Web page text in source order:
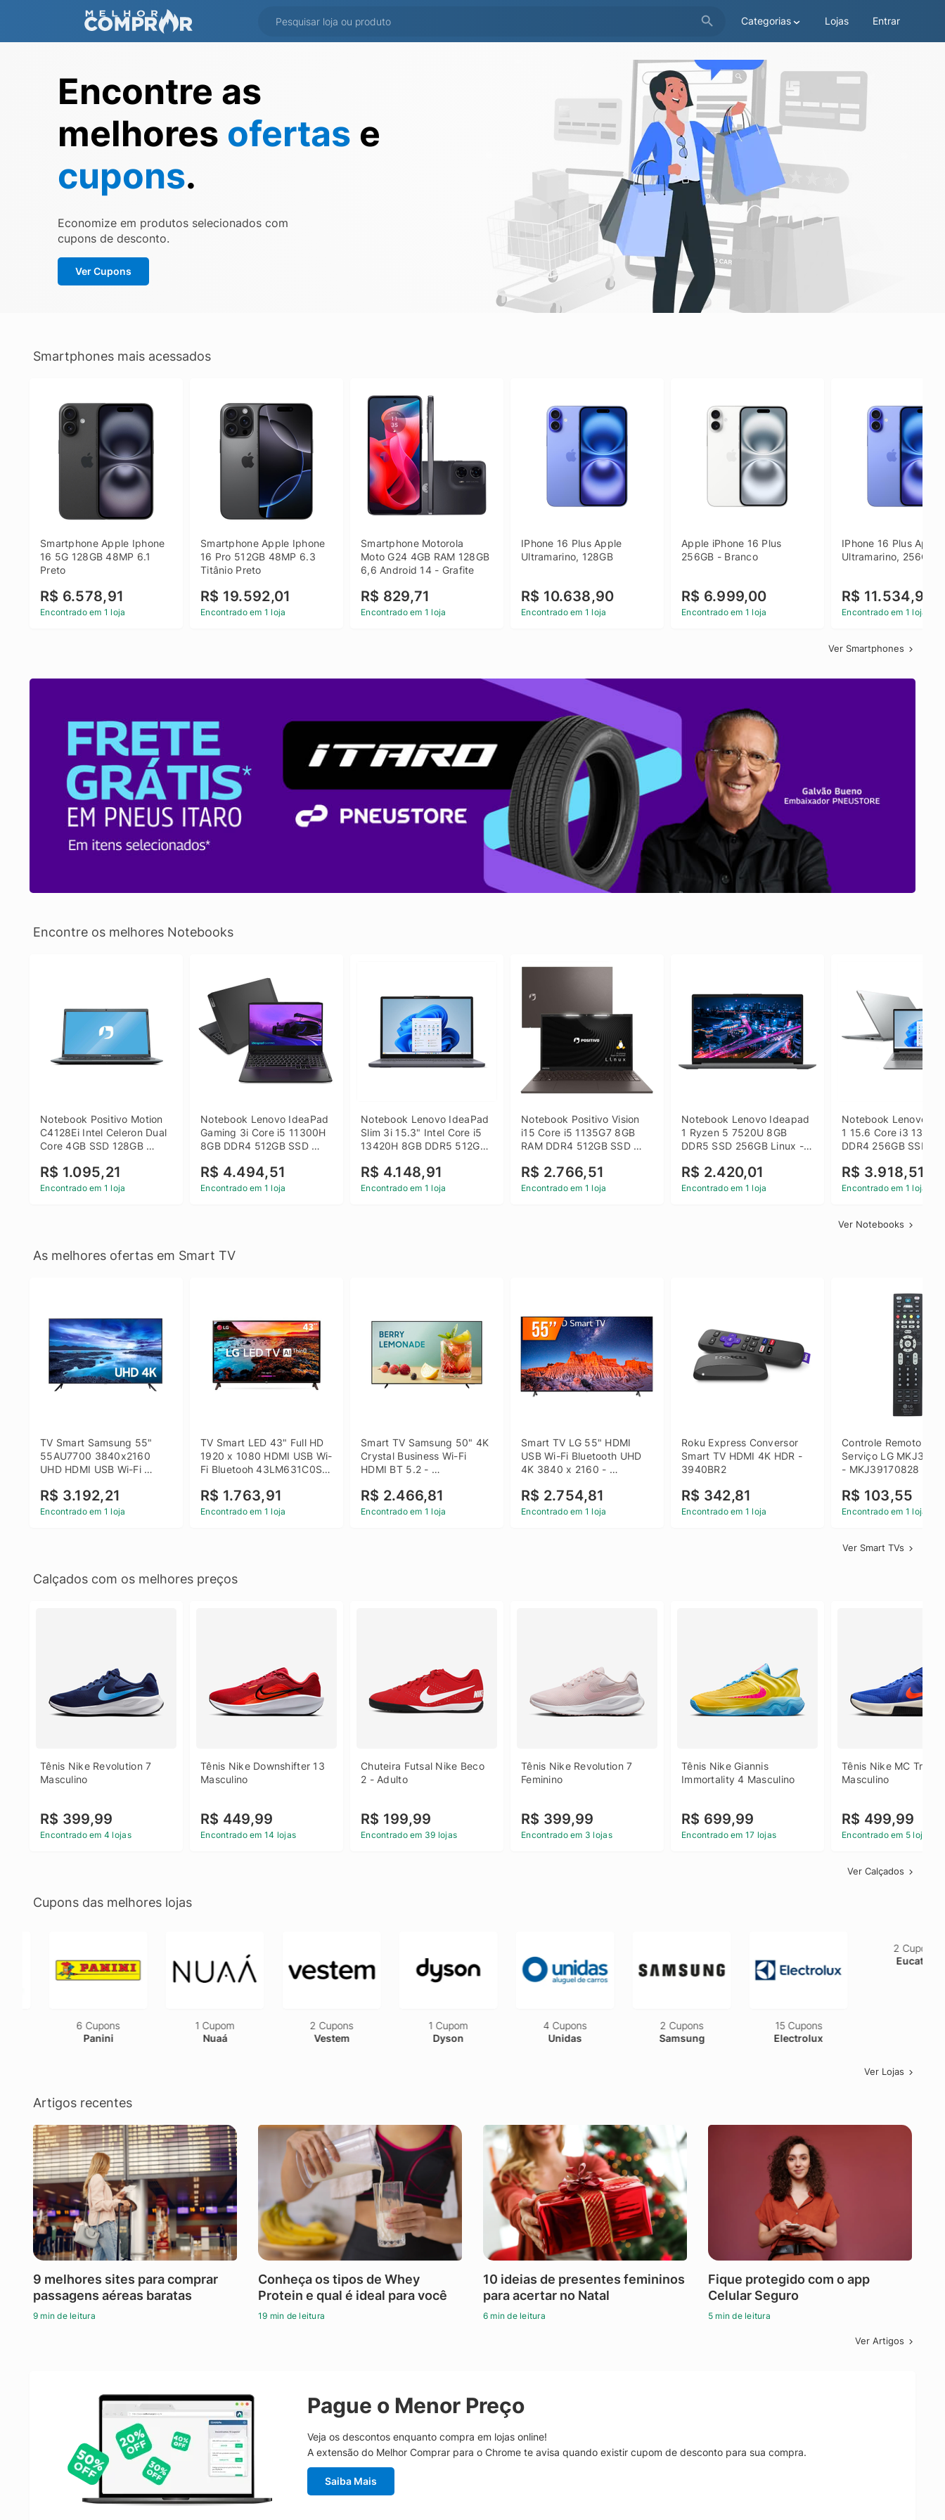
Categorias Lojas Entrar
Encontre as
melhores ofertas e
cupons.
Economize em produtos selecionados com
cupons de desconto.
Ver Cupons
Smartphones mais acessados
Smartphone Apple Iphone
16 5G 128GB 48MP 6.1
Preto
R$ 6.578,91
Encontrado em 1 loja
Smartphone Apple Iphone
16 Pro 512GB 48MP 6.3
Titânio Preto
R$ 19.592,01
Encontrado em 1 loja
Smartphone Motorola
Moto G24 4GB RAM 128GB
6,6 Android 14 - Grafite
R$ 829,71
Encontrado em 1 loja
IPhone 16 Plus Apple
Ultramarino, 128GB
R$ 10.638,90
Encontrado em 1 loja
Apple iPhone 16 Plus
256GB - Branco
R$ 6.999,00
Encontrado em 1 loja
IPhone 16 Plus Apple
Ultramarino, 256GB
R$ 11.534,90
Encontrado em 1 loja
Ver Smartphones
Encontre os melhores Notebooks
Notebook Positivo Motion
C4128Ei Intel Celeron Dual
Core 4GB SSD 128GB
R$ 1.095,21
Encontrado em 1 loja
Notebook Lenovo IdeaPad
Gaming 3i Core i5 11300H
8GB DDR4 512GB SSD
Linux - Preto
R$ 4.494,51
Encontrado em 1 loja
Notebook Lenovo IdeaPad
Slim 3i 15.3" Intel Core i5
13420H 8GB DDR5 512GB
R$ 4.148,91
Encontrado em 1 loja
Notebook Positivo Vision
i15 Core i5 1135G7 8GB
RAM DDR4 512GB SSD
R$ 2.766,51
Encontrado em 1 loja
Notebook Lenovo Ideapad
1 Ryzen 5 7520U 8GB
DDR5 SSD 256GB Linux -
R$ 2.420,01
Encontrado em 1 loja
Notebook Lenovo
1 15.6 Core i3 1315U
DDR4 256GB SSD
R$ 3.918,51
Encontrado em 1 loja
Ver Notebooks
As melhores ofertas em Smart TV
TV Smart Samsung 55"
55AU7700 3840x2160
UHD HDMI USB Wi-Fi
R$ 3.192,21
Encontrado em 1 loja
TV Smart LED 43" Full HD
1920 x 1080 HDMI USB Wi-
Fi Bluetooh 43LM631C0SB
R$ 1.763,91
Encontrado em 1 loja
Smart TV Samsung 50" 4K
Crystal Business Wi-Fi
HDMI BT 5.2 -
R$ 2.466,81
Encontrado em 1 loja
Smart TV LG 55" HDMI
USB Wi-Fi Bluetooth UHD
4K 3840 x 2160 -
R$ 2.754,81
Encontrado em 1 loja
Roku Express Conversor
Smart TV HDMI 4K HDR -
3940BR2
R$ 342,81
Encontrado em 1 loja
Controle Remoto de
Serviço LG
- MKJ39170828
R$ 103,55
Encontrado em 1 loja
Ver Smart TVs
Calçados com os melhores preços
Tênis Nike Revolution 7
Masculino
R$ 399,99
Encontrado em 4 lojas
Tênis Nike Downshifter 13
Masculino
R$ 449,99
Encontrado em 14 lojas
Chuteira Futsal Nike Beco
2 - Adulto
R$ 199,99
Encontrado em 39 lojas
Tênis Nike Revolution 7
Feminino
R$ 399,99
Encontrado em 3 lojas
Tênis Nike Giannis
Immortality 4 Masculino
R$ 699,99
Encontrado em 17 lojas
Tênis Nike MC
Masculino
R$ 499,99
Encontrado em 5 lojas
Ver Calçados
Cupons das melhores lojas
6 Cupons
Panini
1 Cupom
Nuaá
2 Cupons
Vestem
1 Cupom
Dyson
4 Cupons
Unidas
2 Cupons
Samsung
15 Cupons
Electrolux
Ver Lojas
Artigos recentes
9 melhores sites para comprar
passagens aéreas baratas
9 min de leitura
Conheça os tipos de Whey
Protein e qual é ideal para você
19 min de leitura
10 ideias de presentes femininos
para acertar no Natal
6 min de leitura
Fique protegido com o app
Celular Seguro
5 min de leitura
Ver Artigos
Pague o Menor Preço
Veja os descontos enquanto compra em lojas online!
A extensão do Melhor Comprar para o Chrome te avisa quando existir cupom de desconto para sua compra.
Saiba Mais